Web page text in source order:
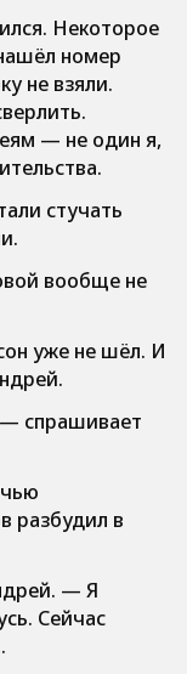
Некоторое
номер
не взяли.
— не один я,
стучать
вообще не
уже не шёл. И
— спрашивает
разбудил в
— Я
Сейчас